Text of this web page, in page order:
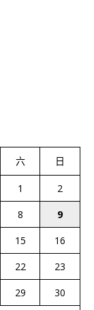
六 日
1
2
8
9
15
16
22
23
29
30